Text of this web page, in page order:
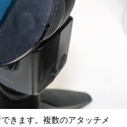
きます。複数のアタッチメ